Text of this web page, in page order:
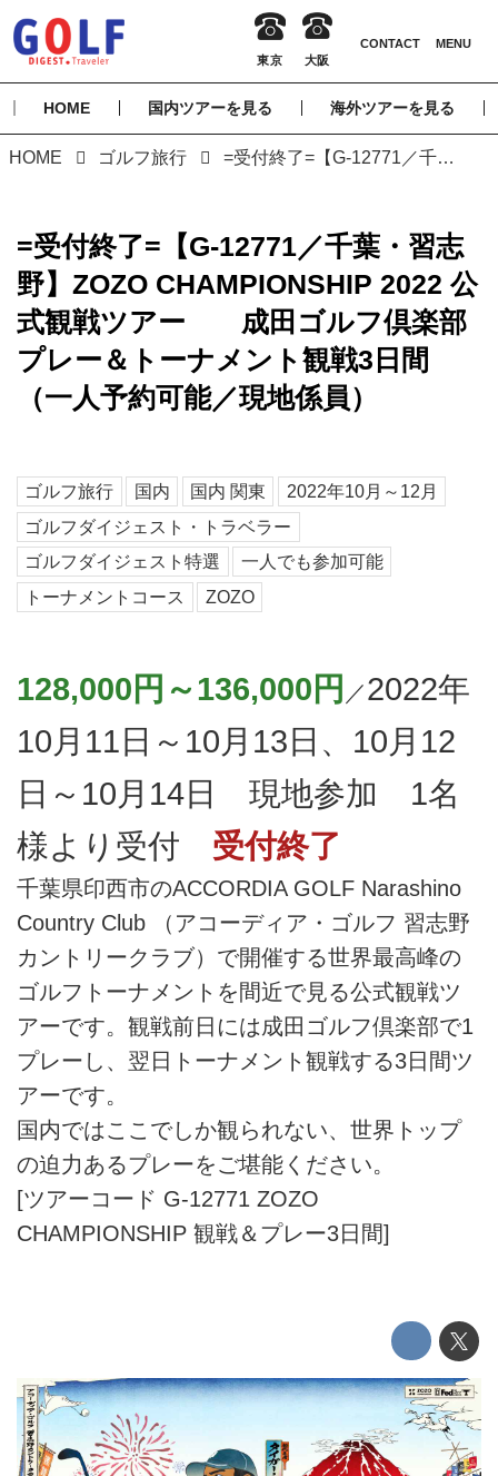
HOME 国内ツアーを見る 海外ツアーを見る
HOME ゴルフ旅行 =受付終了=【G-12771／千葉・習志野】ZOZO CHAMPIONSHIP 2022 公式観戦ツアー 成田ゴルフ倶楽部プレー＆トーナメント観戦3日間 （一人予約可能／現地係員）
=受付終了=【G-12771／千葉・習志
野】ZOZO CHAMPIONSHIP 2022 公
式観戦ツアー 成田ゴルフ倶楽部
プレー＆トーナメント観戦3日間
（一人予約可能／現地係員）
ゴルフ旅行 国内 国内 関東
2022年10月～12月
ゴルフダイジェスト・トラベラー
ゴルフダイジェスト特選
一人でも参加可能
トーナメントコース
ZOZO
128,000円～136,000円 ／2022年
10月11日～10月13日、10月12
日～10月14日 現地参加 1名
様より受付 受付終了
千葉県印西市のACCORDIA GOLF Narashino
Country Club （アコーディア・ゴルフ 習志野
カントリークラブ）で開催する世界最高峰の
ゴルフトーナメントを間近で見る公式観戦ツ
アーです。観戦前日には成田ゴルフ倶楽部で1
プレーし、翌日トーナメント観戦する3日間ツ
アーです。
国内ではここでしか観られない、世界トップ
の迫力あるプレーをご堪能ください。
[ツアーコード G-12771 ZOZO
CHAMPIONSHIP 観戦＆プレー3日間]